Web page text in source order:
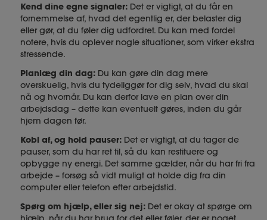
Kend dine egne signaler: Det er vigtigt, at du får en
fornemmelse af, hvad det egentlig er, der belaster dig
eller gør, at du føler dig udfordret. Du kan med fordel
notere, hvis du oplever nogle situationer, som virker ekstra
stressende.
Planlæg din dag: Du kan gøre din dag mere
overskuelig, hvis du tydeliggør for dig selv, hvad du skal
nå og hvornår. Du kan derfor lave en plan over din
arbejdsdag – dette kan eventuelt gøres, inden du går
hjem dagen før.
Kobl af, og hold pauser: Det er vigtigt, at du tager de
pauser, som du har ret til, så du kan restituere og
opbygge ny energi. Det samme gælder, når du har fri fra
arbejde – forsøg så vidt muligt at holde dig fra din
computer eller telefon efter arbejdstid.
Spørg om hjælp, eller sig nej: Det er okay at spørge om